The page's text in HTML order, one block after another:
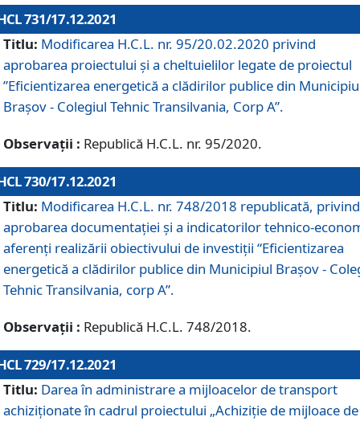
731/17.12.2021
Titlu: Modificarea H.C.L. nr. 95/20.02.2020 privind
aprobarea proiectului și a cheltuielilor legate de proiectul
”Eficientizarea energetică a clădirilor publice din
Brașov - Colegiul Tehnic Transilvania, Corp A”.
Observații : Republică H.C.L. nr. 95/2020.
730/17.12.2021
Titlu: Modificarea H.C.L. nr. 748/2018 republicată, privind
aprobarea documentației și a indicatorilor tehnico-
aferenți realizării obiectivului de investiții “Eficientizarea
energetică a clădirilor publice din Municipiul Brașov -
Tehnic Transilvania, corp A”.
Observații : Republică H.C.L. 748/2018.
729/17.12.2021
Titlu: Darea în administrare a mijloacelor de transport
achiziționate în cadrul proiectului „Achiziţie de mijloace de